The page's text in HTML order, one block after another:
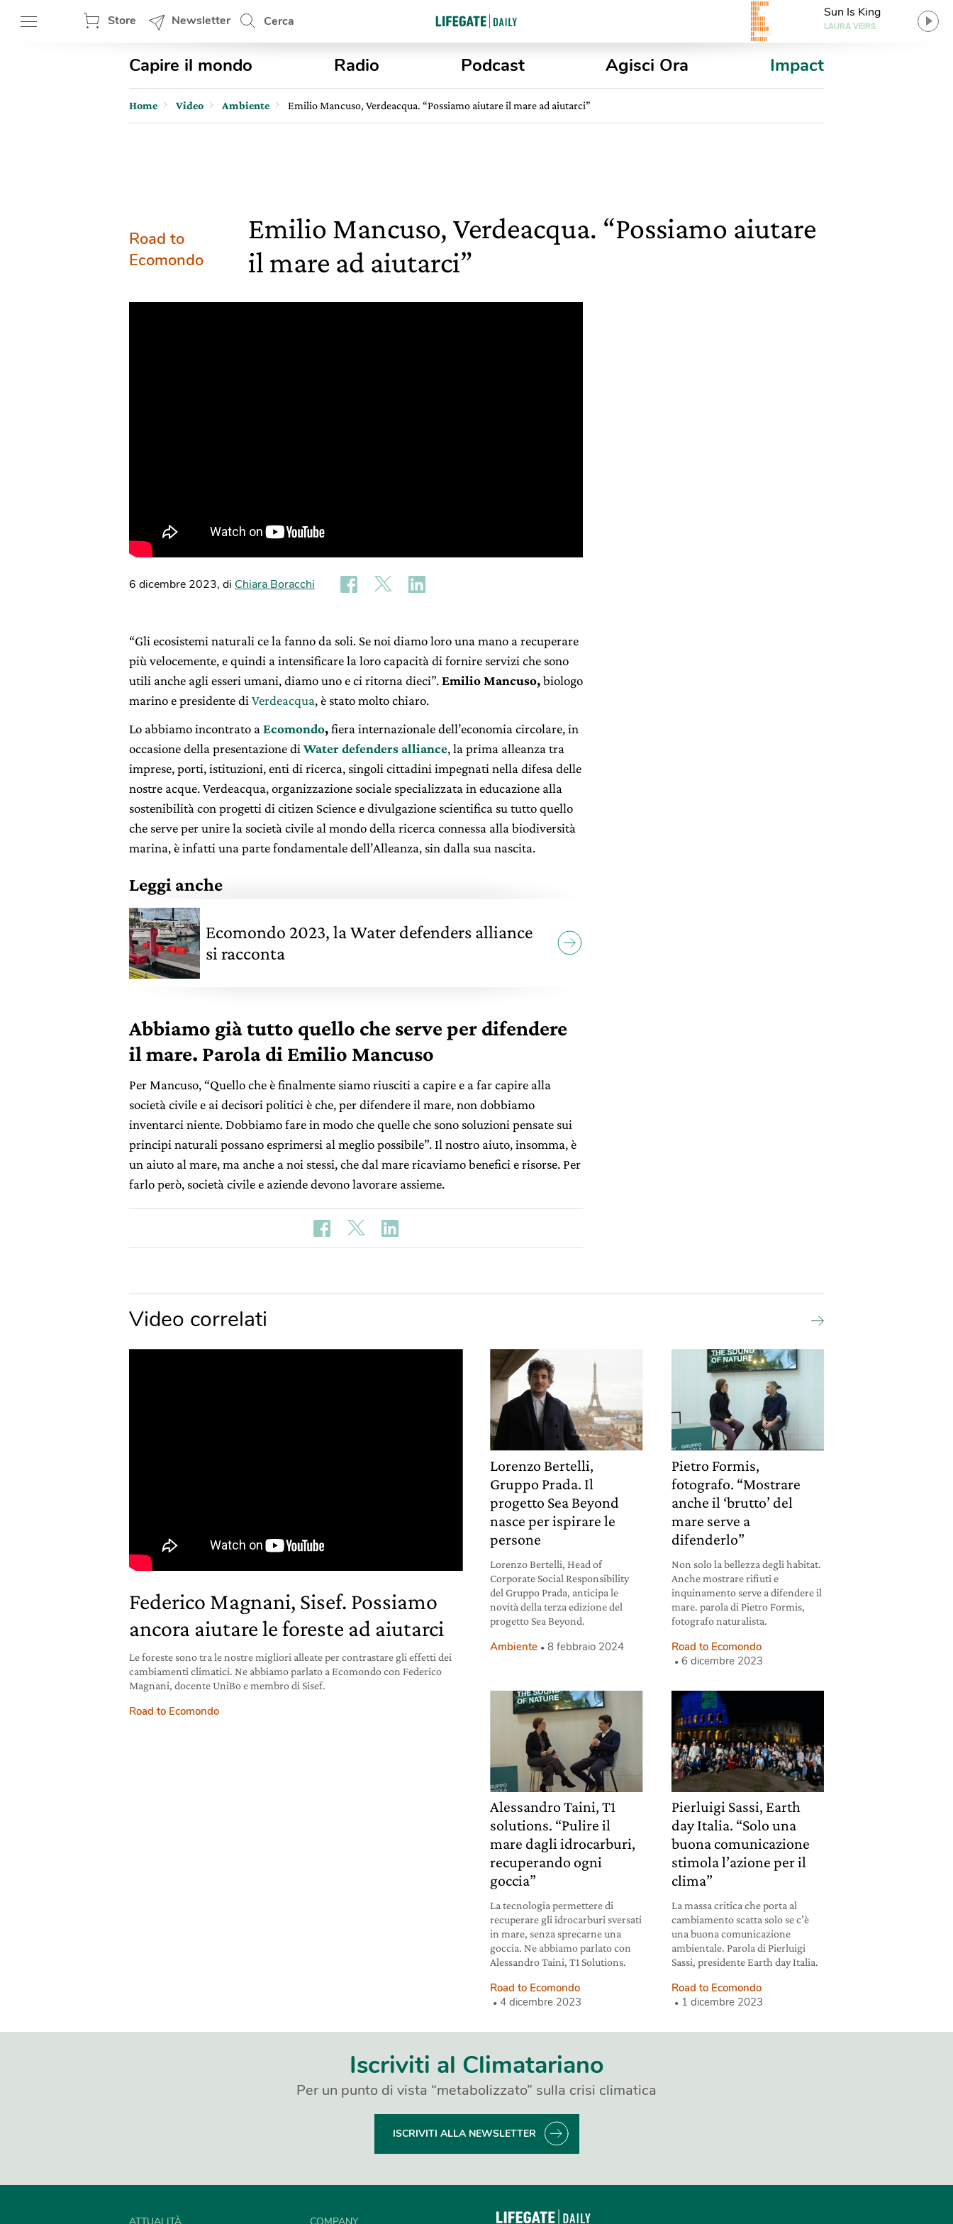
Store Newsletter Cerca
Sun Is King
LAURA VEIRS
Capire il mondo Radio Podcast Agisci Ora Impact
Home Video Ambiente Emilio Mancuso, Verdeacqua. “Possiamo aiutare il mare ad aiutarci”
Road to
Ecomondo
Emilio Mancuso, Verdeacqua. “Possiamo aiutare
il mare ad aiutarci”
6 dicembre 2023, di Chiara Boracchi
“Gli ecosistemi naturali ce la fanno da soli. Se noi diamo loro una mano a recuperare
più velocemente, e quindi a intensificare la loro capacità di fornire servizi che sono
utili anche agli esseri umani, diamo uno e ci ritorna dieci”.Emilio Mancuso,biologo
marino e presidente di Verdeacqua, è stato molto chiaro.
Lo abbiamo incontrato a Ecomondo,fiera internazionale dell’economia circolare, in
occasione della presentazione di Water defenders alliance, la prima alleanza tra
imprese, porti, istituzioni, enti di ricerca, singoli cittadini impegnati nella difesa delle
nostre acque. Verdeacqua, organizzazione sociale specializzata in educazione alla
sostenibilità con progetti di citizen Science e divulgazione scientifica su tutto quello
che serve per unire la società civile al mondo della ricerca connessa alla biodiversità
marina, è infatti una parte fondamentale dell’Alleanza, sin dalla sua nascita.
Leggi anche
Ecomondo 2023, la Water defenders alliance
si racconta
Abbiamo già tutto quello che serve per difendere
il mare. Parola di Emilio Mancuso
Per Mancuso, “Quello che è finalmente siamo riusciti a capire e a far capire alla
società civile e ai decisori politici è che, per difendere il mare, non dobbiamo
inventarci niente. Dobbiamo fare in modo che quelle che sono soluzioni pensate sui
principi naturali possano esprimersi al meglio possibile”. Il nostro aiuto, insomma, è
un aiuto al mare, ma anche a noi stessi, che dal mare ricaviamo benefici e risorse. Per
farlo però, società civile e aziende devono lavorare assieme.
Video correlati
Federico Magnani, Sisef. Possiamo
ancora aiutare le foreste ad aiutarci
Le foreste sono tra le nostre migliori alleate per contrastare gli effetti dei
cambiamenti climatici. Ne abbiamo parlato a Ecomondo con Federico
Magnani, docente UniBo e membro di Sisef.
Road to Ecomondo
Lorenzo Bertelli,
Gruppo Prada. Il
progetto Sea Beyond
nasce per ispirare le
persone
Lorenzo Bertelli, Head of
Corporate Social Responsibility
del Gruppo Prada, anticipa le
novità della terza edizione del
progetto Sea Beyond.
Ambiente 8 febbraio 2024
Pietro Formis,
fotografo. “Mostrare
anche il ‘brutto’ del
mare serve a
difenderlo”
Non solo la bellezza degli habitat.
Anche mostrare rifiuti e
inquinamento serve a difendere il
mare. parola di Pietro Formis,
fotografo naturalista.
Road to Ecomondo
6 dicembre 2023
Alessandro Taini, T1
solutions. “Pulire il
mare dagli idrocarburi,
recuperando ogni
goccia”
La tecnologia permettere di
recuperare gli idrocarburi sversati
in mare, senza sprecarne una
goccia. Ne abbiamo parlato con
Alessandro Taini, T1 Solutions.
Road to Ecomondo
4 dicembre 2023
Pierluigi Sassi, Earth
day Italia. “Solo una
buona comunicazione
stimola l’azione per il
clima”
La massa critica che porta al
cambiamento scatta solo se c’è
una buona comunicazione
ambientale. Parola di Pierluigi
Sassi, presidente Earth day Italia.
Road to Ecomondo
1 dicembre 2023
Iscriviti al Climatariano
Per un punto di vista “metabolizzato” sulla crisi climatica
ISCRIVITI ALLA NEWSLETTER